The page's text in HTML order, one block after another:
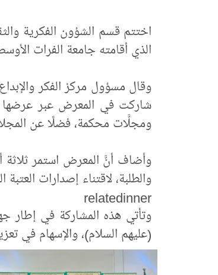
اختتم قسم الشؤون الفكرية
الذي أقامته جامعة الفرات
وقال مسؤول مركز الفكر
ومجلَّات محكمة، فضلًا عن
وأضاف أنَّ المعرض استمر ثلاثة
والطلبة، لاقتناء إصدارات العتبة
relatedinner
وتأتي هذه المشاركة في إطار
(عليهم السلام)، والإسهام في